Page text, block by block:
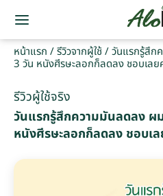
หน้าแรก /รีวิวจากผู้ใช้ /วันแรกรู้สึก
3 วัน หนังศีรษะลอกก็ลดลง ชอบเลย
รีวิวผู้ใช้จริง
วันแรกรู้สึกความมันลดลง
หนังศีรษะลอกก็ลดลง ชอบเล